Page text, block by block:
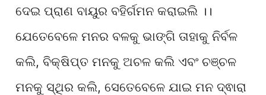
ଦେଇ ପ୍ରାଣ ବାୟୁର ବହିର୍ଗମନ କରାଇଲି ।।
ଯେତେବେଳେ ମନର ବଳକୁ ଭାଙ୍ଗି ତାହାକୁ ନିର୍ବଳ
କଲି, ବିକ୍ଷିପ୍ତ ମନକୁ ଅଚଳ କଲି ଏବଂ ଚଞ୍ଚଳ
ମନକୁ ସ୍ଥିର କଲି, ସେତେବେଳେ ଯାଇ ମନ ଦ୍ଵାରା